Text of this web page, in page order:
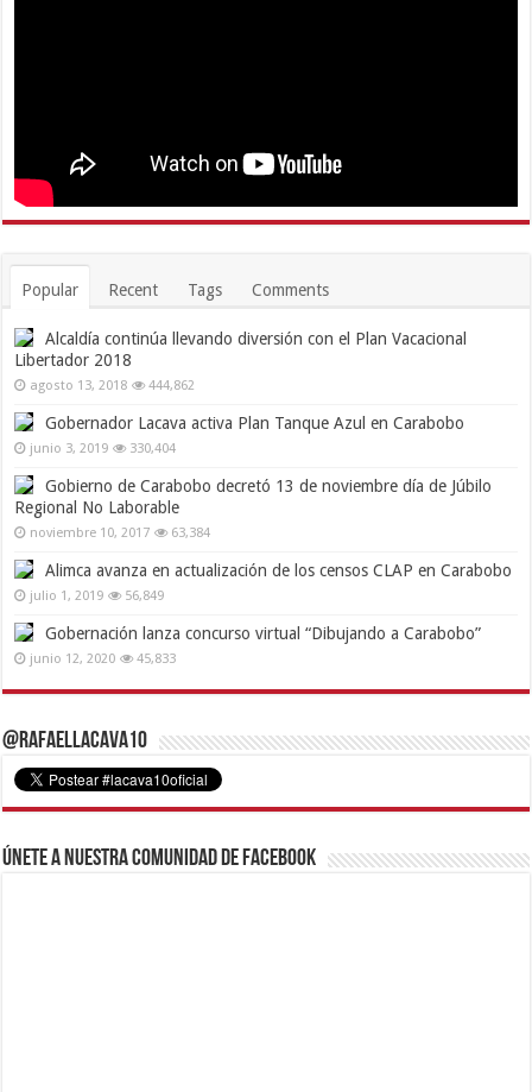
Popular Recent Tags Comments
Alcaldía continúa llevando diversión con el Plan Vacacional
Libertador 2018
agosto 13, 2018 444,862
Gobernador Lacava activa Plan Tanque Azul en Carabobo
junio 3, 2019 330,404
Gobierno de Carabobo decretó 13 de noviembre día de Júbilo
Regional No Laborable
noviembre 10, 2017 63,384
Alimca avanza en actualización de los censos CLAP en Carabobo
julio 1, 2019 56,849
Gobernación lanza concurso virtual “Dibujando a Carabobo”
junio 12, 2020 45,833
@RafaelLacava10
Únete a nuestra comunidad de Facebook